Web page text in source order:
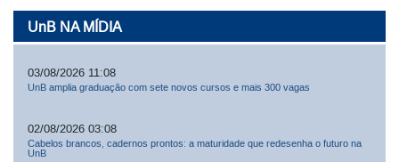
UnB NA MÍDIA
03/08/2026 11:08
UnB amplia graduação com sete novos cursos e mais 300 vagas
02/08/2026 03:08
Cabelos brancos, cadernos prontos: a maturidade que redesenha o futuro na
UnB